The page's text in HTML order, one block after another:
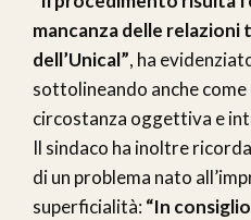
mancanza delle relazioni
dell’Unical”, ha
sottolineando anche come
circostanza oggettiva e
Il sindaco ha inoltre
di un problema nato
superficialità: “In